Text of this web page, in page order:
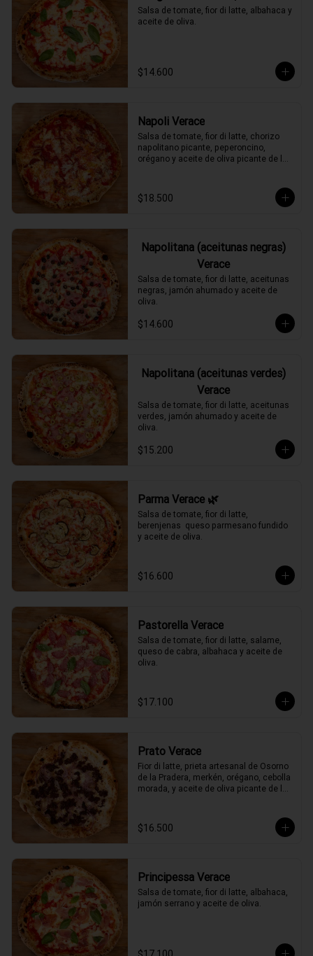
Salsa de tomate, fior di latte, albahaca y
aceite de oliva.
$14.600
Napoli Verace
Salsa de tomate, fior di latte, chorizo
napolitano picante, peperoncino,
orégano y aceite de oliva picante de la
$18.500
Napolitana (aceitunas negras)
Verace
Salsa de tomate, fior di latte, aceitunas
negras, jamón ahumado y aceite de
oliva.
$14.600
Napolitana (aceitunas verdes)
Verace
Salsa de tomate, fior di latte, aceitunas
verdes, jamón ahumado y aceite de
oliva.
$15.200
Parma Verace 🌿
Salsa de tomate, fior di latte,
berenjenas  queso parmesano fundido
y aceite de oliva.
$16.600
Pastorella Verace
Salsa de tomate, fior di latte, salame,
queso de cabra, albahaca y aceite de
oliva.
$17.100
Prato Verace
Fior di latte, prieta artesanal de Osorno
de la Pradera, merkén, orégano, cebolla
morada, y aceite de oliva picante de la
$16.500
Principessa Verace
Salsa de tomate, fior di latte, albahaca,
jamón serrano y aceite de oliva.